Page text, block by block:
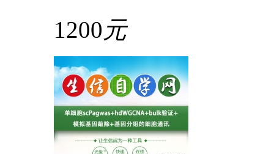
1200 元